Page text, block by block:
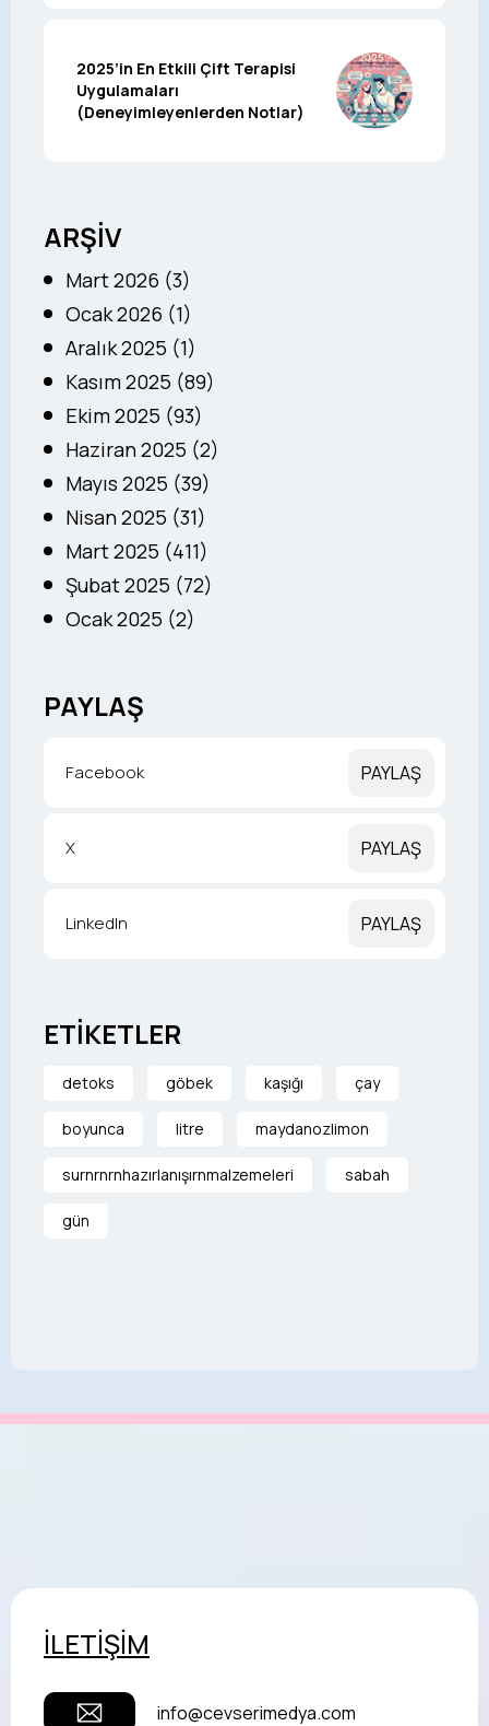
2025’in En Etkili Çift Terapisi
Uygulamaları
(Deneyimleyenlerden Notlar)
ARŞİV
Mart 2026 (3)
Ocak 2026 (1)
Aralık 2025 (1)
Kasım 2025 (89)
Ekim 2025 (93)
Haziran 2025 (2)
Mayıs 2025 (39)
Nisan 2025 (31)
Mart 2025 (411)
Şubat 2025 (72)
Ocak 2025 (2)
PAYLAŞ
Facebook PAYLAŞ
X PAYLAŞ
LinkedIn PAYLAŞ
ETİKETLER
detoks göbek kaşığı çay
boyunca litre maydanozlimon
surnrnrnhazırlanışırnmalzemeleri sabah
gün
İLETİŞİM
info@cevserimedya.com